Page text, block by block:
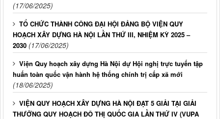
(17/06/2025)
TỔ CHỨC THÀNH CÔNG ĐẠI HỘI ĐẢNG BỘ VIỆN QUY
HOẠCH XÂY DỰNG HÀ NỘI LẦN THỨ III, NHIỆM KỲ 2025 –
2030 (17/06/2025)
Viện Quy hoạch xây dựng Hà Nội dự Hội nghị trực tuyến tập
huấn toàn quốc vận hành hệ thống chính trị cấp xã mới
(18/06/2025)
VIỆN QUY HOẠCH XÂY DỰNG HÀ NỘI ĐẠT 5 GIẢI TẠI GIẢI
THƯỞNG QUY HOẠCH ĐÔ THỊ QUỐC GIA LẦN THỨ IV (VUPA